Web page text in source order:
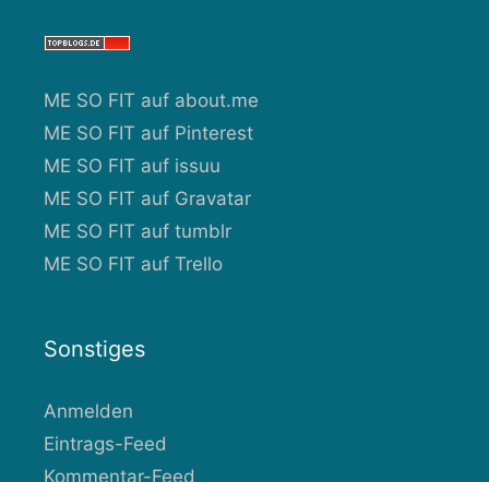
ME SO FIT auf about.me
ME SO FIT auf Pinterest
ME SO FIT auf issuu
ME SO FIT auf Gravatar
ME SO FIT auf tumblr
ME SO FIT auf Trello
Sonstiges
Anmelden
Eintrags-Feed
Kommentar-Feed